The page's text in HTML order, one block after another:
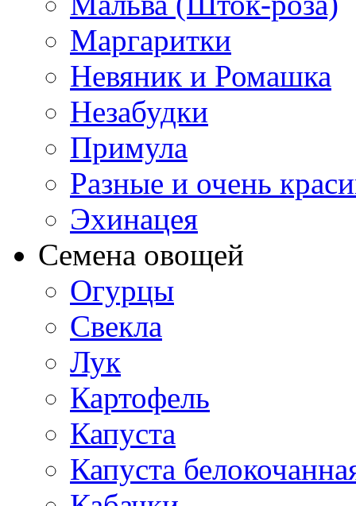
Маргаритки
Невяник и Ромашка
Незабудки
Примула
Разные и очень
Эхинацея
Семена овощей
Огурцы
Свекла
Лук
Картофель
Капуста
Капуста